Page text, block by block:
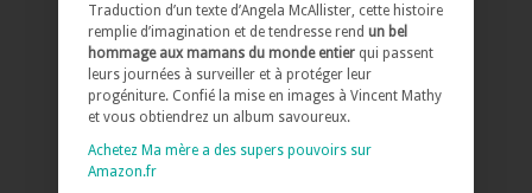
Traduction d’un texte d’Angela McAllister, cette histoire
remplie d’imagination et de tendresse rend un bel
hommage aux mamans du monde entier qui passent
leurs journées à surveiller et à protéger leur
progéniture. Confié la mise en images à Vincent Mathy
et vous obtiendrez un album savoureux.
Achetez Ma mère a des supers pouvoirs sur
Amazon.fr